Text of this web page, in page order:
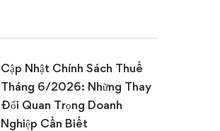
Cập Nhật Chính Sách Thuế
Tháng 6/2026: Những Thay
Đổi Quan Trọng Doanh
Nghiệp Cần Biết